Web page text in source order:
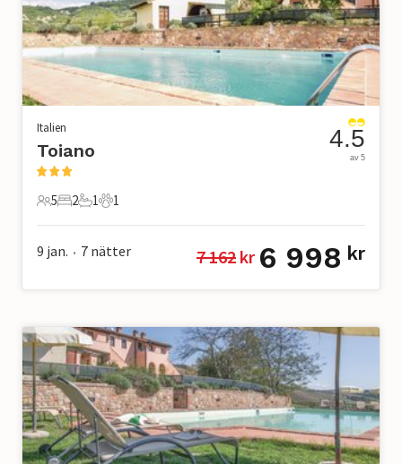
Italien
Toiano
5 Gäster
5
2 Sovrum
2
1 Badrum
1
1 Husdjur
1
4.5
av 5
9 jan. • 7 nätter 7 162 kr 6 998 kr